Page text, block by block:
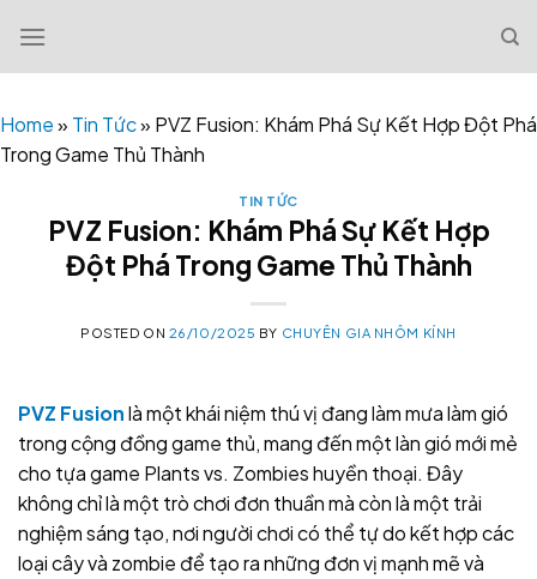
content
Home» Tin Tức» PVZ Fusion: Khám Phá Sự Kết Hợp Đột Phá
Trong Game Thủ Thành
TIN TỨC
PVZ Fusion: Khám Phá Sự Kết Hợp
Đột Phá Trong Game Thủ Thành
POSTED ON 26/10/2025 BY CHUYÊN GIA NHÔM KÍNH
PVZ Fusionlà một khái niệm thú vị đang làm mưa làm gió
trong cộng đồng game thủ, mang đến một làn gió mới mẻ
cho tựa game Plants vs. Zombies huyền thoại. Đây
không chỉ là một trò chơi đơn thuần mà còn là một trải
nghiệm sáng tạo, nơi người chơi có thể tự do kết hợp các
loại cây và zombie để tạo ra những đơn vị mạnh mẽ và